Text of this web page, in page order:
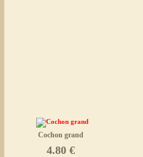
Cochon grand
4.80 €